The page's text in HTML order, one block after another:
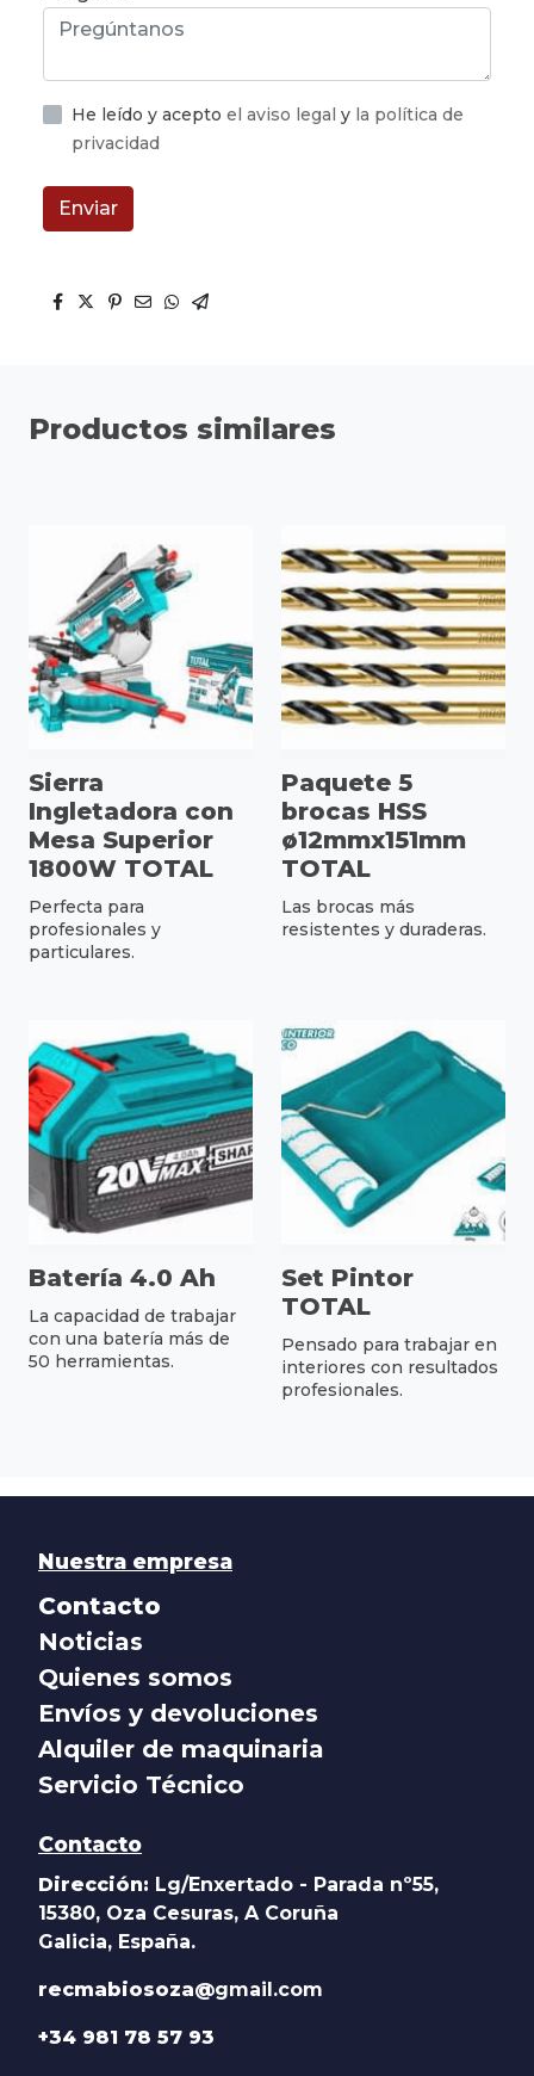
He leído y acepto el aviso legal y la política de
privacidad
Enviar
Productos similares
Sierra
Ingletadora con
Mesa Superior
1800W TOTAL
Perfecta para
profesionales y
particulares.
Paquete 5
brocas HSS
ø12mmx151mm
TOTAL
Las brocas más
resistentes y duraderas.
Batería 4.0 Ah
La capacidad de trabajar
con una batería más de
50 herramientas.
Set Pintor
TOTAL
Pensado para trabajar en
interiores con resultados
profesionales.
Nuestra empresa
Contacto
Noticias
Quienes somos
Envíos y devoluciones
Alquiler de maquinaria
Servicio Técnico
Contacto
Dirección: Lg/Enxertado - Parada nº55,
15380, Oza Cesuras, A Coruña
Galicia, España.
recmabiosoza@gmail.com
+34 981 78 57 93